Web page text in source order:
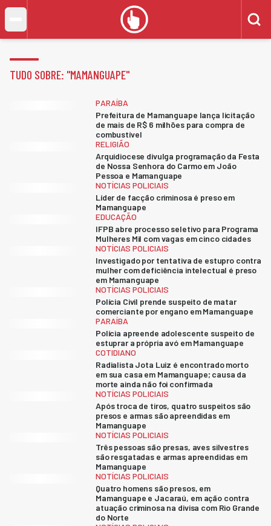
TUDO SOBRE: "MAMANGUAPE"
PARAÍBA
Prefeitura de Mamanguape lança licitação
de mais de R$ 6 milhões para compra de
combustível
RELIGIÃO
Arquidiocese divulga programação da Festa
de Nossa Senhora do Carmo em João
Pessoa e Mamanguape
NOTÍCIAS POLICIAIS
Líder de facção criminosa é preso em
Mamanguape
EDUCAÇÃO
IFPB abre processo seletivo para Programa
Mulheres Mil com vagas em cinco cidades
NOTÍCIAS POLICIAIS
Investigado por tentativa de estupro contra
mulher com deficiência intelectual é preso
em Mamanguape
NOTÍCIAS POLICIAIS
Polícia Civil prende suspeito de matar
comerciante por engano em Mamanguape
PARAÍBA
Polícia apreende adolescente suspeito de
estuprar a própria avó em Mamanguape
COTIDIANO
Radialista Jota Luiz é encontrado morto
em sua casa em Mamanguape; causa da
morte ainda não foi confirmada
NOTÍCIAS POLICIAIS
Após troca de tiros, quatro suspeitos são
presos e armas são apreendidas em
Mamanguape
NOTÍCIAS POLICIAIS
Três pessoas são presas, aves silvestres
são resgatadas e armas apreendidas em
Mamanguape
NOTÍCIAS POLICIAIS
Quatro homens são presos, em
Mamanguape e Jacaraú, em ação contra
atuação criminosa na divisa com Rio Grande
do Norte